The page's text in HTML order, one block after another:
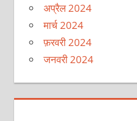
अप्रैल 2024
मार्च 2024
फ़रवरी 2024
जनवरी 2024